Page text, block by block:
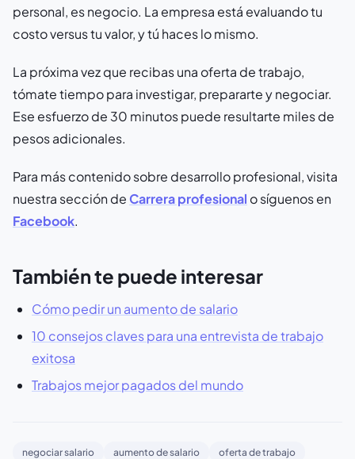
personal, es negocio. La empresa está evaluando tu
costo versus tu valor, y tú haces lo mismo.
La próxima vez que recibas una oferta de trabajo,
tómate tiempo para investigar, prepararte y negociar.
Ese esfuerzo de 30 minutos puede resultarte miles de
pesos adicionales.
Para más contenido sobre desarrollo profesional, visita
nuestra sección deCarrera profesional o síguenos en
Facebook.
También te puede interesar
Cómo pedir un aumento de salario
10 consejos claves para una entrevista de trabajo
exitosa
Trabajos mejor pagados del mundo
negociar salario aumento de salario
oferta de trabajo